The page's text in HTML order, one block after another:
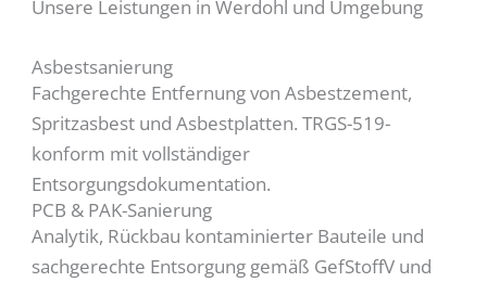
Unsere Leistungen in Werdohl und Umgebung
Asbestsanierung
Fachgerechte Entfernung von Asbestzement,
Spritzasbest und Asbestplatten. TRGS-519-
konform mit vollständiger
Entsorgungsdokumentation.
PCB & PAK-Sanierung
Analytik, Rückbau kontaminierter Bauteile und
sachgerechte Entsorgung gemäß GefStoffV und